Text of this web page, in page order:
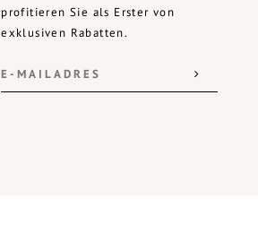
profitieren Sie als Erster von
exklusiven Rabatten.